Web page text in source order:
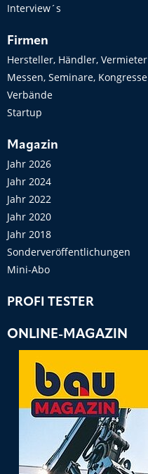
Interview´s
Firmen
Hersteller, Händler, Vermieter
Messen, Seminare, Kongresse
Verbände
Startup
Magazin
Jahr 2026
Jahr 2024
Jahr 2022
Jahr 2020
Jahr 2018
Sonderveröffentlichungen
Mini-Abo
PROFI TESTER
ONLINE-MAGAZIN